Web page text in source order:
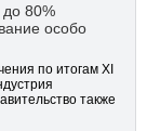
до 80%
особо
по итогам XI
также